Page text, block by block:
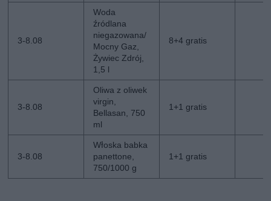
3-8.08
Woda
źródlana
niegazowana/
Mocny Gaz,
Żywiec Zdrój,
1,5 l
8+4 gratis
3-8.08
Oliwa z oliwek
virgin,
Bellasan, 750
ml
1+1 gratis
3-8.08
Włoska babka
panettone,
750/1000 g
1+1 gratis